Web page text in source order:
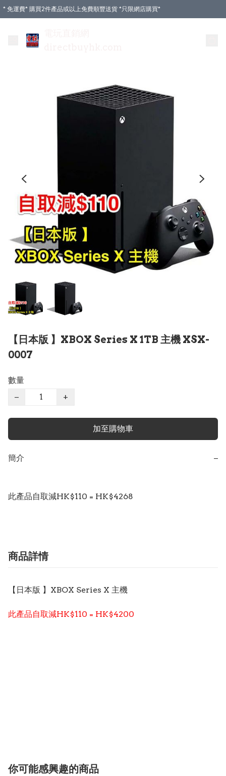
* 免運費* 購買2件產品或以上免費順豐送貨 *只限網店購買*
【日本版 】XBOX Series X 1TB 主機 XSX-
0007
數量
−
+
加至購物車
簡介 −
此產品自取減HK$110 = HK$4268
商品詳情
【日本版 】XBOX Series X 主機
此產品自取減HK$110 = HK$4200
你可能感興趣的商品